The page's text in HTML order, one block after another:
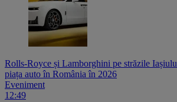
Rolls-Royce și Lamborghini pe străzile
piața auto în România în 2026
Eveniment
12:49